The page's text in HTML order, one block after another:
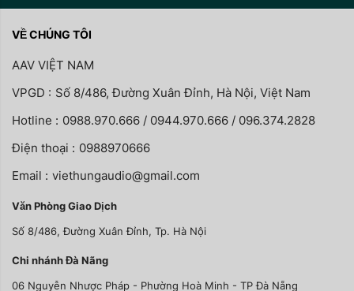
VỀ CHÚNG TÔI
AAV VIỆT NAM
VPGD : Số 8/486, Đường Xuân Đỉnh, Hà Nội, Việt Nam
Hotline : 0988.970.666 / 0944.970.666 / 096.374.2828
Điện thoại : 0988970666
Email : viethungaudio@gmail.com
Văn Phòng Giao Dịch
Số 8/486, Đường Xuân Đỉnh, Tp. Hà Nội
Chi nhánh Đà Nãng
06 Nguyễn Nhược Pháp - Phường Hoà Minh - TP Đà Nẵng